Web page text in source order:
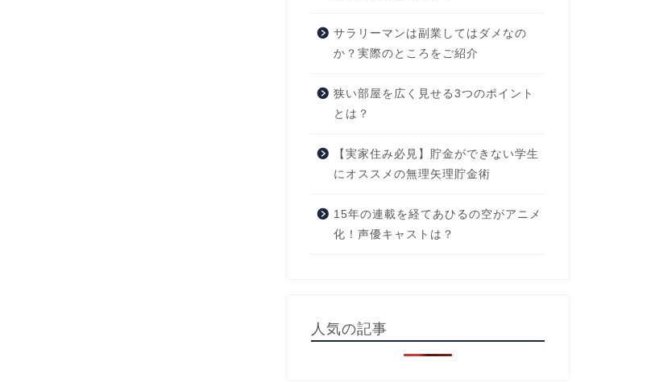
サラリーマンは副業してはダメなの
か？実際のところをご紹介
狭い部屋を広く見せる3つのポイント
とは？
【実家住み必見】貯金ができない学生
にオススメの無理矢理貯金術
15年の連載を経てあひるの空がアニメ
化！声優キャストは？
人気の記事